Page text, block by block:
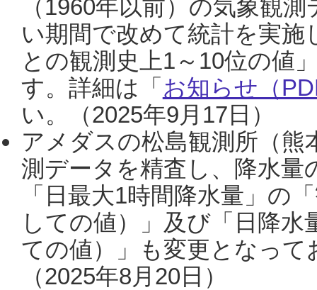
（1960年以前）の気象観
い期間で改めて統計を実
との観測史上1～10位の値
す。詳細は「 お知らせ（
い。（2025年9月17日）
アメダスの松島観測所（熊
測データを精査し、降水
「日最大1時間降水量」の
しての値）」及び「日降
ての値）」も変更となっ
（2025年8月20日）